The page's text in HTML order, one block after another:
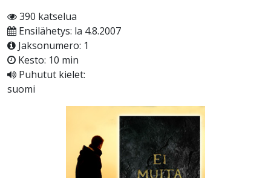
390 katselua
Ensilähetys: la 4.8.2007
Jaksonumero: 1
Kesto: 10 min
Puhutut kielet:
suomi